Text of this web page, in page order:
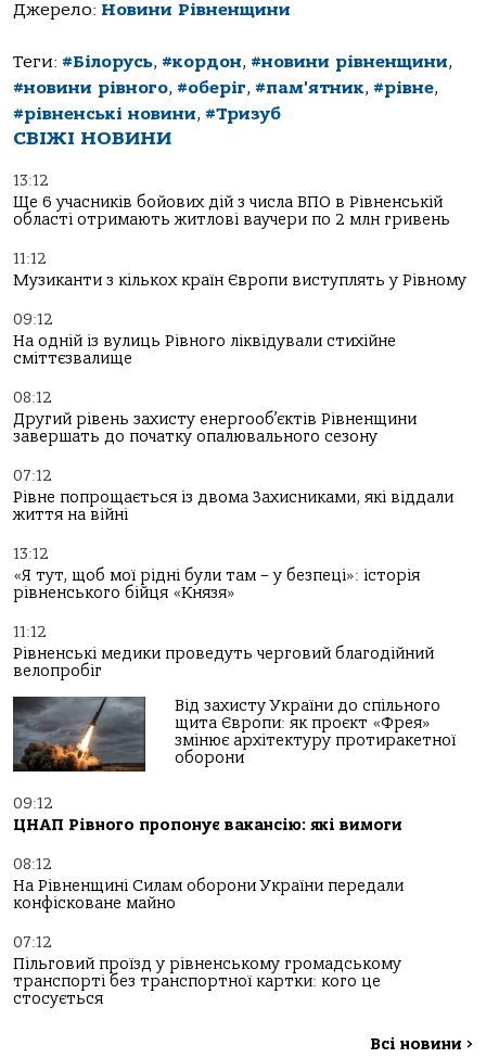
Джерело: Новини Рівненщини
Теги: #Білорусь, #кордон, #новини рівненщини,
#новини рівного, #оберіг, #пам'ятник, #рівне,
#рівненські новини, #Тризуб
СВІЖІ НОВИНИ
13:12
Ще 6 учасників бойових дій з числа ВПО в Рівненській
області отримають житлові ваучери по 2 млн гривень
11:12
Музиканти з кількох країн Європи виступлять у Рівному
09:12
На одній із вулиць Рівного ліквідували стихійне
сміттєзвалище
08:12
Другий рівень захисту енергооб’єктів Рівненщини
завершать до початку опалювального сезону
07:12
Рівне попрощається із двома Захисниками, які віддали
життя на війні
13:12
«Я тут, щоб мої рідні були там – у безпеці»: історія
рівненського бійця «Князя»
11:12
Рівненські медики проведуть черговий благодійний
велопробіг
Від захисту України до спільного
щита Європи: як проєкт «Фрея»
змінює архітектуру протиракетної
оборони
09:12
ЦНАП Рівного пропонує вакансію: які вимоги
08:12
На Рівненщині Силам оборони України передали
конфісковане майно
07:12
Пільговий проїзд у рівненському громадському
транспорті без транспортної картки: кого це
стосується
Всі новини >